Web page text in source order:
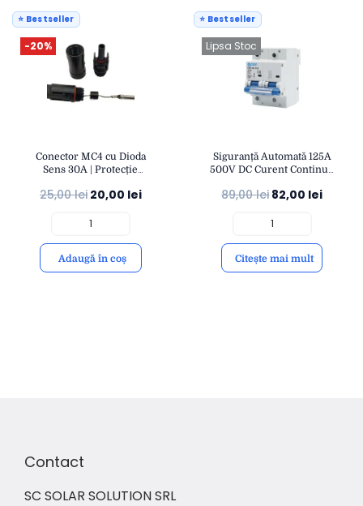
⭐ Bestseller
-20%
Conector MC4 cu Dioda
Sens 30A | Protecție
Compatibil Cabluri 4-
25,00lei 20,00 lei
Adaugă în coș
⭐ Bestseller
Lipsa Stoc
Siguranță Automată 125A
500V DC Curent Continuu
Scurtcircuit | Montaj
89,00lei82,00 lei
Citește mai mult
Contact
SC SOLAR SOLUTION SRL